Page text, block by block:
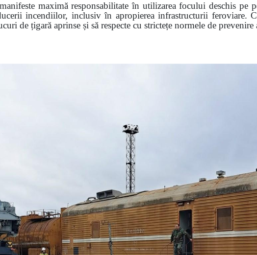
maximă responsabilitate în utilizarea focului deschis pe
incendiilor, inclusiv în apropierea infrastructurii feroviare.
de țigară aprinse și să respecte cu strictețe normele de